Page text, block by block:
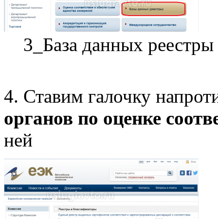
3_База данных реестры
4. Ставим галочку
органов по оценке
ней